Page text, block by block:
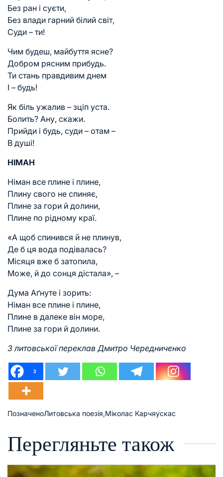
Без ран і суєти,
Без влади гарний білий світ,
Суди – ти!
Чим будеш, майбуття ясне?
Добром рясним прибудь.
Ти стань правдивим днем
І – будь!
Як біль ужалив – зціп уста.
Болить? Ану, скажи.
Прийди і будь, суди – отам –
В душі!
НІМАН
Німан все плине і плине,
Плину свого не спиняє,
Плине за гори й долини,
Плине по рідному краї.
«А щоб спинився й не плинув,
Де б ця вода подівалась?
Місяця вже б затопила,
Може, й до сонця дістала», –
Дума Аґнуте і зорить:
Німан все плине і плине,
Плине в далеке він море,
Плине за гори й долини.
З литовської переклав Дмитро Чередниченко
3
ПозначеноЛитовська поезія,Міколас Карчяускас
Перегляньте також